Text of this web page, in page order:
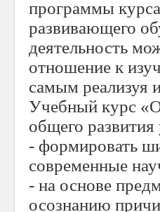
программы
развивающего
деятельность
отношение к
самым реализуя
Учебный курс
общего
- формировать
современные
- на основе
осознанию